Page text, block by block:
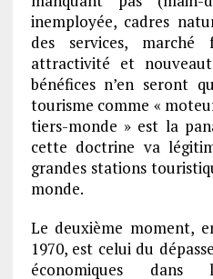
inemployée, cadres
des services, marché
attractivité et
bénéfices n’en seront
tourisme comme «
tiers-monde » est la
cette doctrine va
grandes stations
monde.
Le deuxième moment,
1970, est celui du
économiques